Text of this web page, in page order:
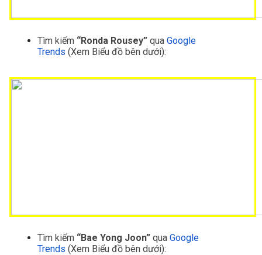
Tìm kiếm “Ronda Rousey” qua Google
Trends (Xem Biểu đồ bên dưới):
Tìm kiếm “Bae Yong Joon” qua Google
Trends (Xem Biểu đồ bên dưới):